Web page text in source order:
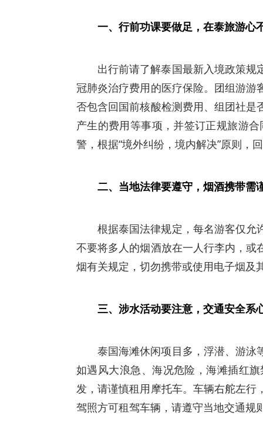
一、行前功课要做足，在泰旅游心
出行前请了解泰国最新入境政策
冠肺炎治疗费用的医疗保险。团组游
否包含回国前核酸检测费用、组团社
产生的费用等事项，并签订正规旅游
警，根据“境外纠纷，境内解决”原则，
二、当地法律要遵守，烟酒携带需
根据泰国法律规定，每名游客仅允
不要将多人的烟酒放在一人行李内，
烟有关规定，切勿携带或使用电子烟及
三、涉水活动要注意，交通安全系
泰国海滩休闲项目多，浮潜、游泳
如遇风大浪急、海况危险，海滩插红
发，请谨慎租用摩托车。车辆右舵左
驾照方可租驾车辆，请遵守当地交通规